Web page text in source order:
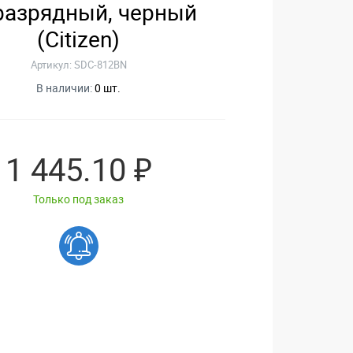
черный
(Citizen)
Артикул: SDC-812BN
В наличии:0 шт.
1 445.10 ₽
Только под заказ